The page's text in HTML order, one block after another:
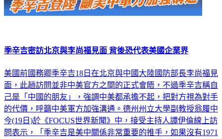
季辛吉密訪北京與李尚福見面 背後恐代表美國企業界
美國前國務卿季辛吉18日在北京與中國大陸國防部長李尚福見
面，此趟訪問並非中美官方之間的正式會晤，不過季辛吉稱自
己是「中國的朋友」，強調中美都承擔不起，把對方視為對手
的代價，呼籲中美軍方加強溝通。德州州立大學副教授翁履中
今(19日)於《FOCUS世界新聞》中，接受主持人譚伊倫線上訪
問表示，「季辛吉是美中關係非常重要的推手，如果沒有1971